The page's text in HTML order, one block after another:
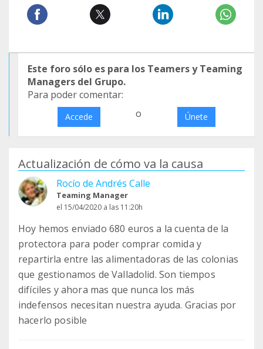
Este foro sólo es para los Teamers y Teaming
Managers del Grupo.
Para poder comentar:
Accede o Únete
Actualización de cómo va la causa
Rocío de Andrés Calle
Teaming Manager
el 15/04/2020 a las 11:20h
Hoy hemos enviado 680 euros a la cuenta de la
protectora para poder comprar comida y
repartirla entre las alimentadoras de las colonias
que gestionamos de Valladolid. Son tiempos
difíciles y ahora mas que nunca los más
indefensos necesitan nuestra ayuda. Gracias por
hacerlo posible